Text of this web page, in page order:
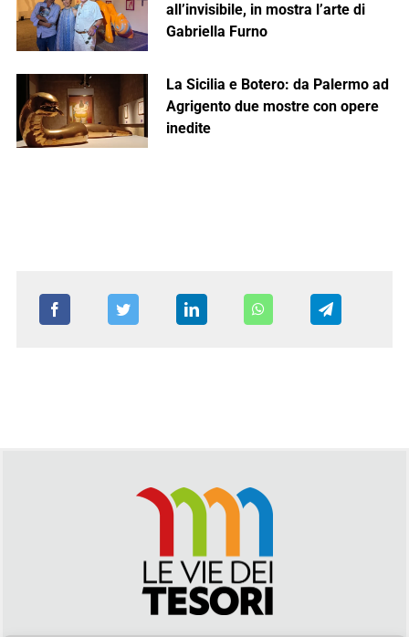
all’invisibile, in mostra l’arte di
Gabriella Furno
La Sicilia e Botero: da Palermo ad
Agrigento due mostre con opere
inedite